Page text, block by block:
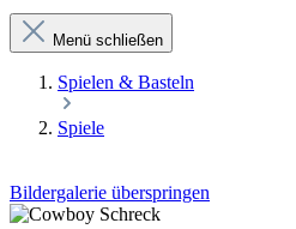
Menü schließen
Spielen & Basteln
Spiele
Bildergalerie überspringen